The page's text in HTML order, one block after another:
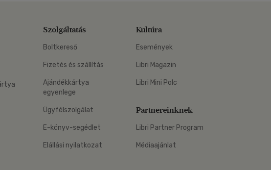
Szolgáltatás
Boltkereső
Fizetés és szállítás
Ajándékkártya
egyenlege
Ügyfélszolgálat
E-könyv-segédlet
Elállási nyilatkozat
Kultúra
Események
Libri Magazin
Libri Mini Polc
Partnereinknek
Libri Partner Program
Médiaajánlat